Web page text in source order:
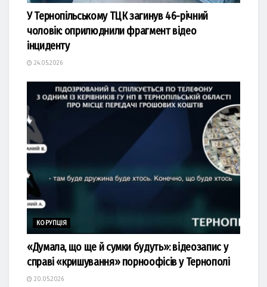
У Тернопільському ТЦК загинув 46-річний
чоловік: оприлюднили фрагмент відео
інциденту
24.05.2026
КОРУПЦІЯ
«Думала, що ще й сумки будуть»: відеозапис у
справі «кришування» порноофісів у Тернополі
20.05.2026